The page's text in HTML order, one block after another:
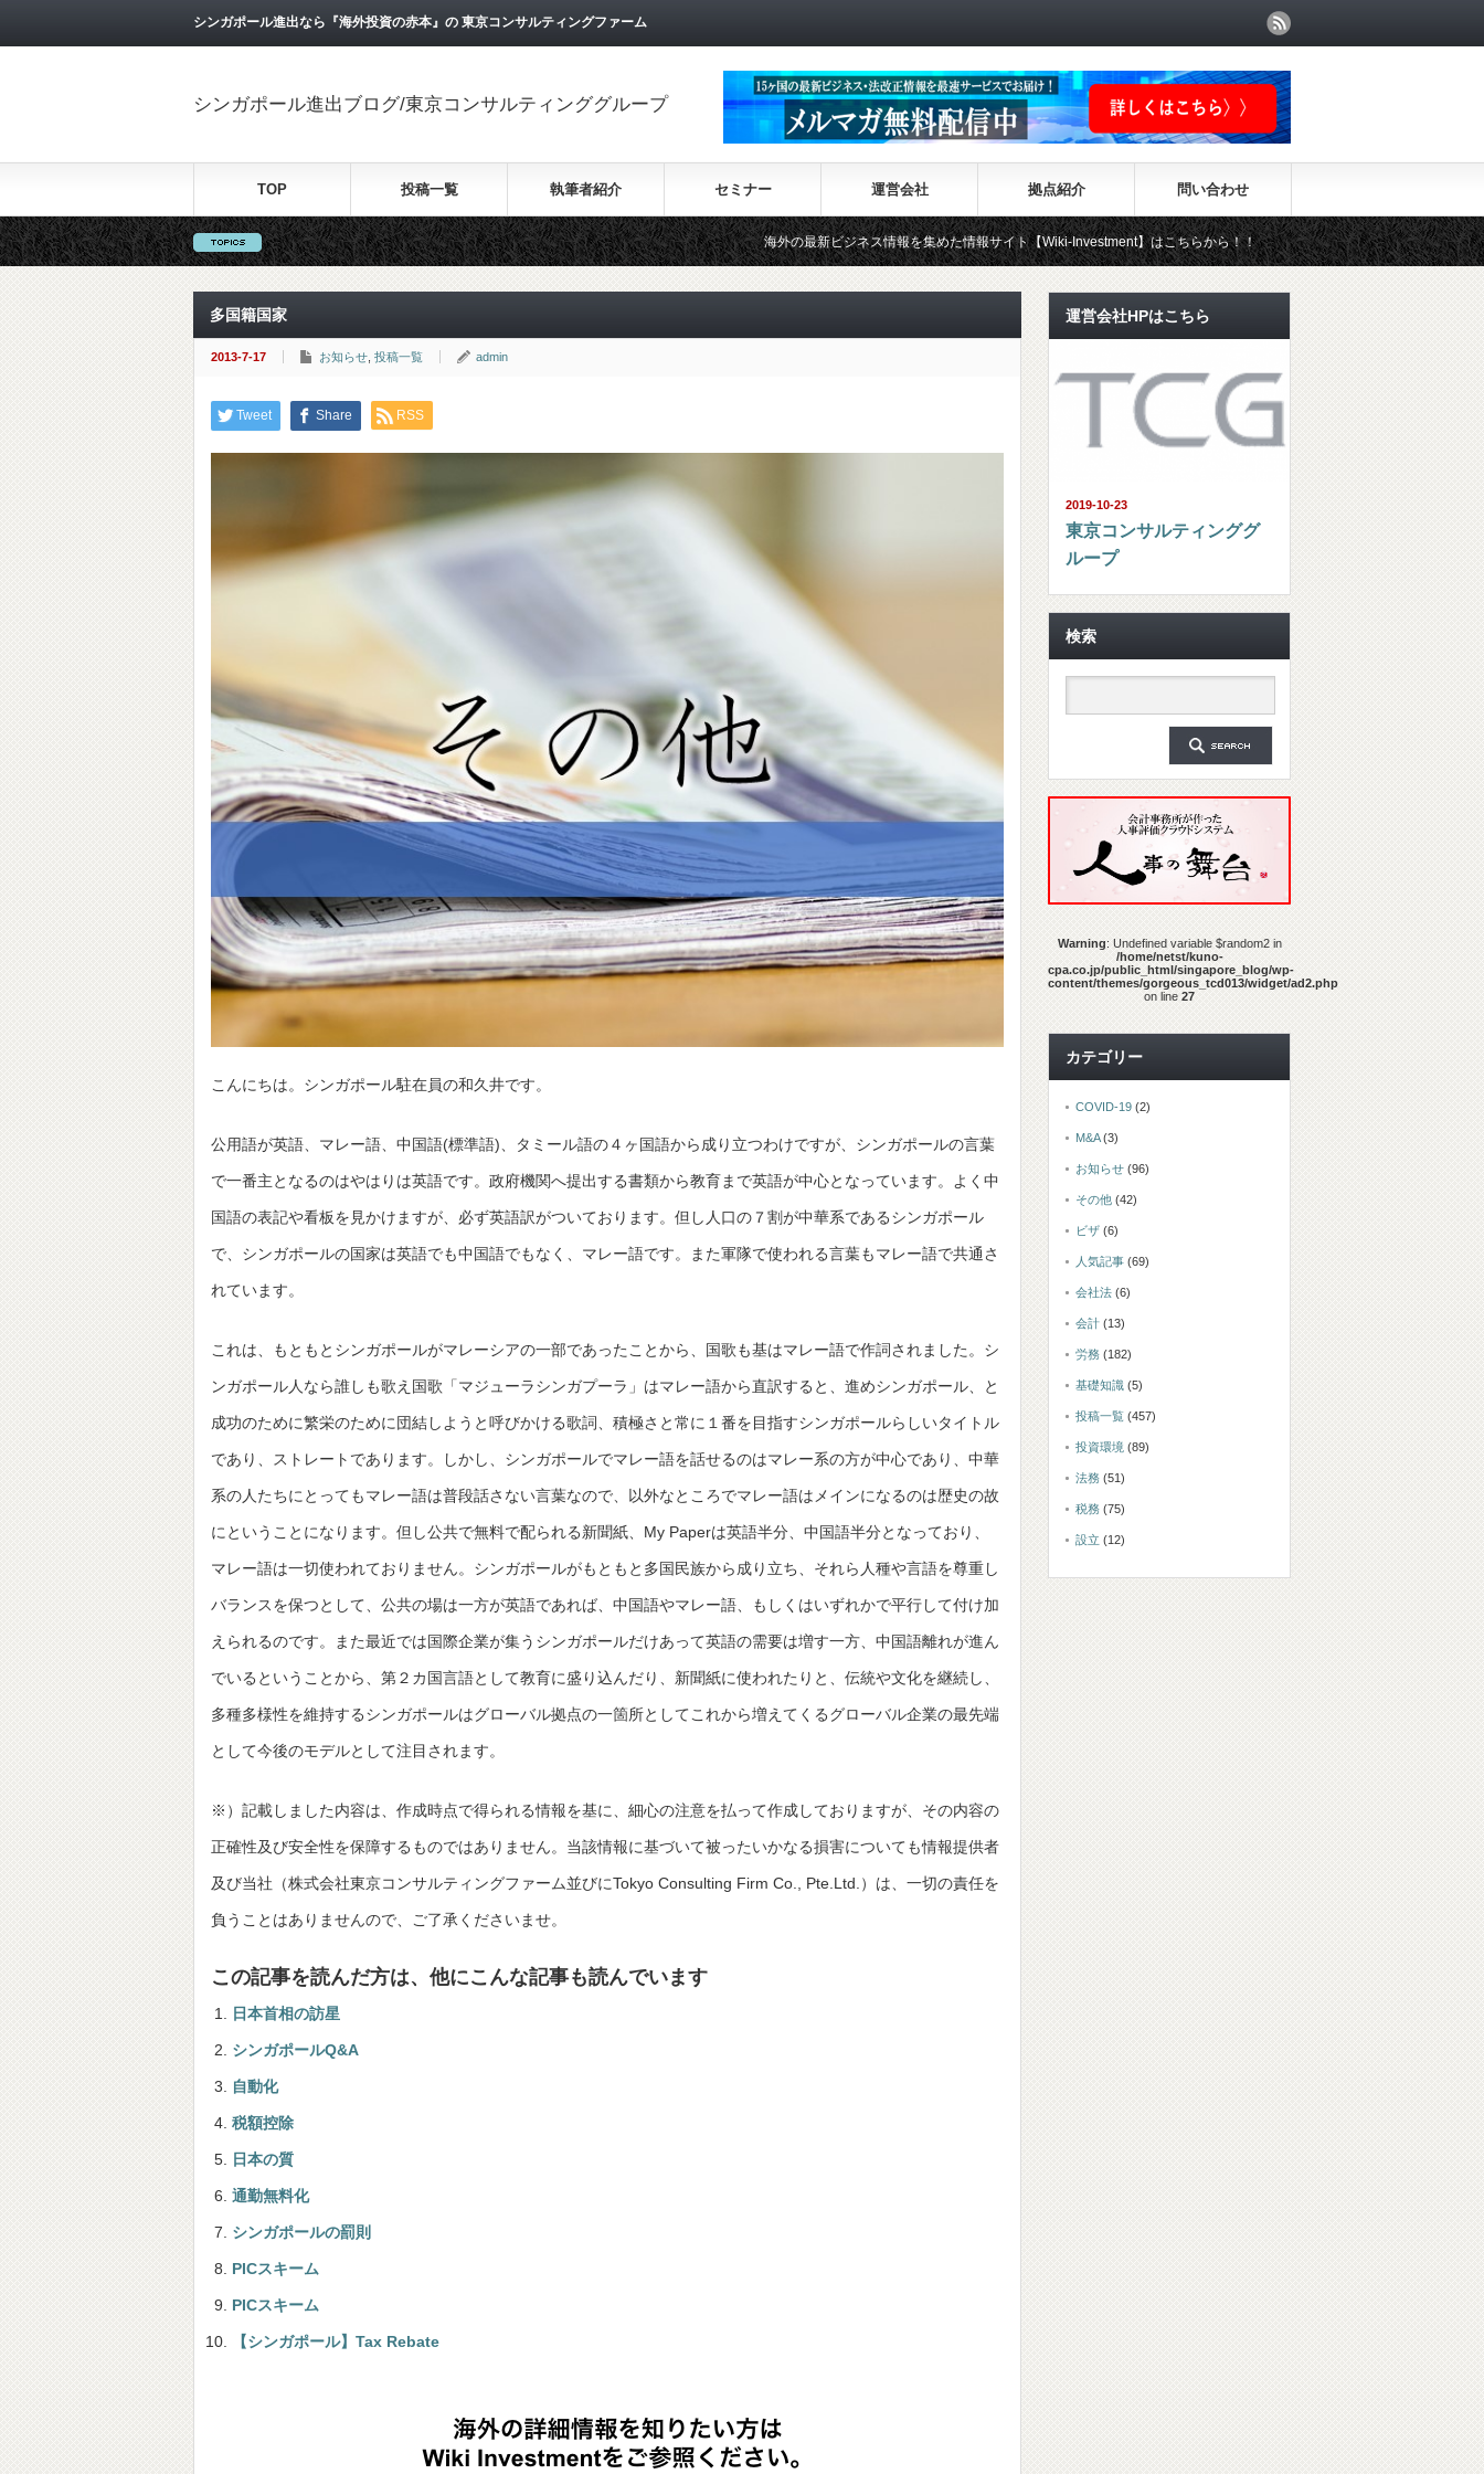
シンガポール進出なら『海外投資の赤本』の 東京コンサルティングファーム
シンガポール進出ブログ/東京コンサルティンググループ
TOP 投稿一覧 執筆者紹介 セミナー 運営会社 拠点紹介 問い合わせ
海外の最新ビジネス情報を集めた情報サイト【Wiki-Investment】はこちらから！！
多国籍国家
2013-7-17 お知らせ 投稿一覧 admin
Tweet Share RSS
こんにちは。シンガポール駐在員の和久井です。
公用語が英語、マレー語、中国語(標準語)、タミール語の４ヶ国語から成り立つわけですが、シンガポールの言葉
で一番主となるのはやはりは英語です。政府機関へ提出する書類から教育まで英語が中心となっています。よく中
国語の表記や看板を見かけますが、必ず英語訳がついております。但し人口の７割が中華系であるシンガポール
で、シンガポールの国家は英語でも中国語でもなく、マレー語です。また軍隊で使われる言葉もマレー語で共通さ
れています。
これは、もともとシンガポールがマレーシアの一部であったことから、国歌も基はマレー語で作詞されました。シ
ンガポール人なら誰しも歌え国歌「マジューラシンガプーラ」はマレー語から直訳すると、進めシンガポール、と
成功のために繁栄のために団結しようと呼びかける歌詞、積極さと常に１番を目指すシンガポールらしいタイトル
であり、ストレートであります。しかし、シンガポールでマレー語を話せるのはマレー系の方が中心であり、中華
系の人たちにとってもマレー語は普段話さない言葉なので、以外なところでマレー語はメインになるのは歴史の故
にということになります。但し公共で無料で配られる新聞紙、My Paperは英語半分、中国語半分となっており、
マレー語は一切使われておりません。シンガポールがもともと多国民族から成り立ち、それら人種や言語を尊重し
バランスを保つとして、公共の場は一方が英語であれば、中国語やマレー語、もしくはいずれかで平行して付け加
えられるのです。また最近では国際企業が集うシンガポールだけあって英語の需要は増す一方、中国語離れが進ん
でいるということから、第２カ国言語として教育に盛り込んだり、新聞紙に使われたりと、伝統や文化を継続し、
多種多様性を維持するシンガポールはグローバル拠点の一箇所としてこれから増えてくるグローバル企業の最先端
として今後のモデルとして注目されます。
※）記載しました内容は、作成時点で得られる情報を基に、細心の注意を払って作成しておりますが、その内容の
正確性及び安全性を保障するものではありません。当該情報に基づいて被ったいかなる損害についても情報提供者
及び当社（株式会社東京コンサルティングファーム並びにTokyo Consulting Firm Co., Pte.Ltd.）は、一切の責任を
負うことはありませんので、ご了承くださいませ。
この記事を読んだ方は、他にこんな記事も読んでいます
日本首相の訪星
シンガポールQ&A
自動化
税額控除
日本の質
通勤無料化
シンガポールの罰則
PICスキーム
PICスキーム
【シンガポール】Tax Rebate
運営会社HPはこちら
2019-10-23
東京コンサルティンググ
ループ
検索
Warning: Undefined variable $random2 in
/home/netst/kuno-
cpa.co.jp/public_html/singapore_blog/wp-
content/themes/gorgeous_tcd013/widget/ad2.php
on line 27
カテゴリー
COVID-19 (2)
M&A(3)
お知らせ (96)
その他 (42)
ビザ (6)
人気記事 (69)
会社法 (6)
会計 (13)
労務 (182)
基礎知識 (5)
投稿一覧 (457)
投資環境 (89)
法務 (51)
税務 (75)
設立 (12)